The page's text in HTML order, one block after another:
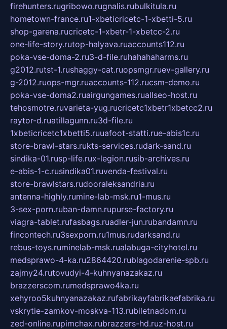
firehunters.rugribowo.rugnalis.rubulkitula.ru
hometown-france.ru1-xbeticricetc-1-xbetti-5.ru
shop-garena.rucricetc-1-xbetr-1-xbetcc-2.ru
one-life-story.rutop-halyava.ruaccounts112.ru
poka-vse-doma-2.ru3-d-file.ruhahahaharms.ru
g2012.rutst-1.rushaggy-cat.ruopsmgr.ruev-gallery.ru
g-2012.ruops-mgr.ruaccounts-112.rucsm-demo.ru
poka-vse-doma2.ruairgungames.ruallseo-host.ru
tehosmotre.ruvarieta-yug.rucricetc1xbetr1xbetcc2.ru
raytor-d.ruatillagunn.ru3d-file.ru
1xbeticricetc1xbetti5.ruuafoot-statti.rue-abis1c.ru
store-brawl-stars.rukts-services.rudark-sand.ru
sindika-01.rusp-life.rux-legion.rusib-archives.ru
e-abis-1-c.rusindika01.ruvenda-festival.ru
store-brawlstars.rudooraleksandria.ru
antenna-highly.rumine-lab-msk.ru1-mus.ru
3-sex-porn.ruban-damn.rupurse-factory.ru
viagra-tablet.rufasbags.ruadler-jun.rubandamn.ru
fincontech.ru3sexporn.ru1mus.rudarksand.ru
rebus-toys.ruminelab-msk.rualabuga-cityhotel.ru
medsprawo-4-ka.ru2864420.rublagodarenie-spb.ru
zajmy24.rutovudyi-4-kuhnyanazakaz.ru
brazzerscom.rumedsprawo4ka.ru
xehyroo5kuhnyanazakaz.rufabrikayfabrikaefabrika.ru
vskrytie-zamkov-moskva-113.rubiletnadom.ru
zed-online.rupimchax.rubrazzers-hd.ruz-host.ru